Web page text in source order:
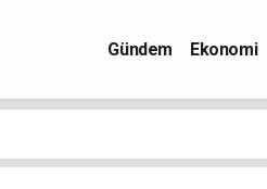
Gündem Ekonomi